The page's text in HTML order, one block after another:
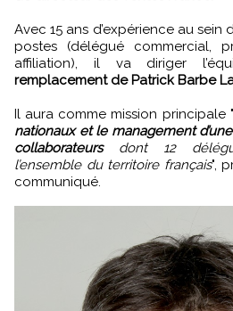
Avec 15 ans d’expérience au
postes (délégué commercial,
affiliation), il va diriger
remplacement de Patrick Barbe
Il aura comme mission principale "
nationaux et le management
collaborateursdont 12
l’ensemble du territoire français",
communiqué.